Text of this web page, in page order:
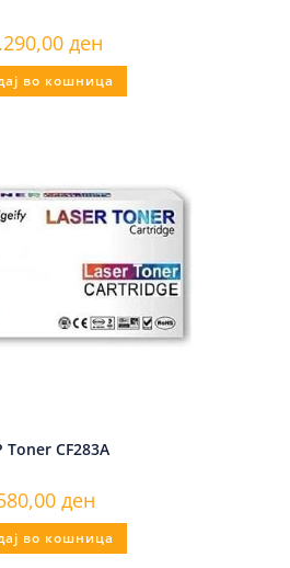
ден
во кошница
Toner CF283A
ден
во кошница